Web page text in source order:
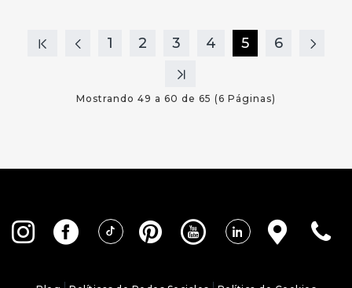
1 2 3 4 5 6
Mostrando 49 a 60 de 65 (6 Páginas)